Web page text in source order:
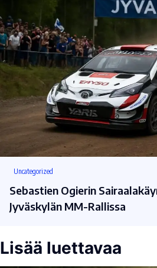
Uncategorized
Sebastien Ogierin
Jyväskylän MM-Rallissa
Lisää luettavaa